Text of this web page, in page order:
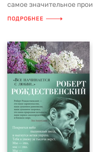
самое значительное
ПОДРОБНЕЕ